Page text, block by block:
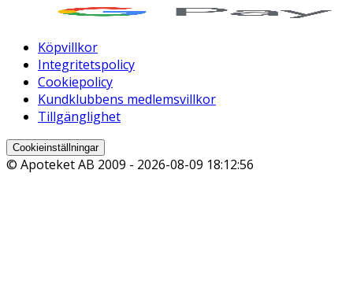
Köpvillkor
Integritetspolicy
Cookiepolicy
Kundklubbens medlemsvillkor
Tillgänglighet
Cookieinställningar
© Apoteket AB 2009 - 2026-08-09 18:12:56